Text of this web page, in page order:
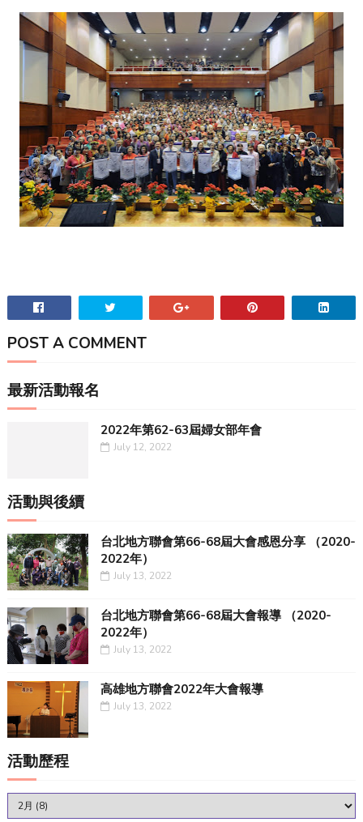
POST A COMMENT
最新活動報名
2022年第62-63屆婦女部年會
July 12, 2022
活動與後續
台北地方聯會第66-68屆大會感恩分享 （2020-
2022年）
July 13, 2022
台北地方聯會第66-68屆大會報導 （2020-
2022年）
July 13, 2022
高雄地方聯會2022年大會報導
July 13, 2022
活動歷程